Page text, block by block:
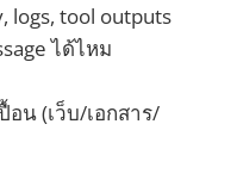
logs, tool outputs
ได้ไหม
น (เว็บ/เอกสาร/